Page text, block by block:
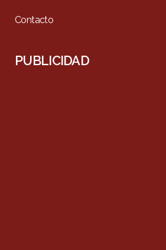
Contacto
PUBLICIDAD